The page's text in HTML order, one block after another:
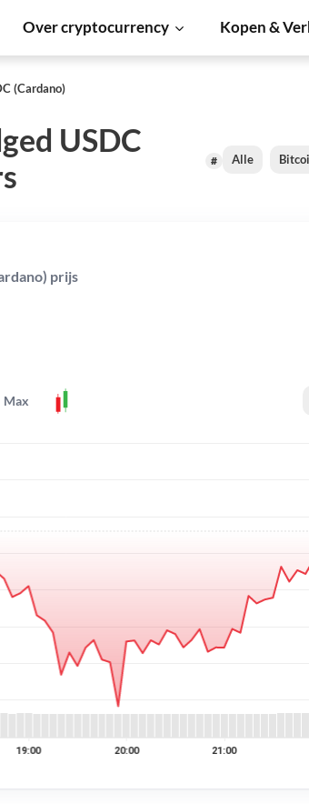
Over cryptocurrency Kopen &
(Cardano)
USDC
# Alle
prijs
Max